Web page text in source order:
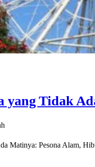
yang Tidak
Matinya: Pesona Alam,